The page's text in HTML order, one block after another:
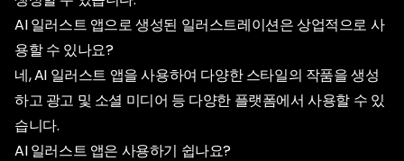
AI 일러스트 앱으로 생성된 일러스트레이션은 상업적으로 사
용할 수 있나요?
네, AI 일러스트 앱을 사용하여 다양한 스타일의 작품을 생성
하고 광고 및 소셜 미디어 등 다양한 플랫폼에서 사용할 수 있
습니다.
AI 일러스트 앱은 사용하기 쉽나요?